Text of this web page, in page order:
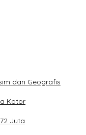
dan Geografis
Kotor
Juta